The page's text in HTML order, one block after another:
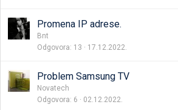
Promena IP adrese.
Bnt
Odgovora 13 17.12.2022.
Problem Samsung TV
Novatech
Odgovora 6 02.12.2022.